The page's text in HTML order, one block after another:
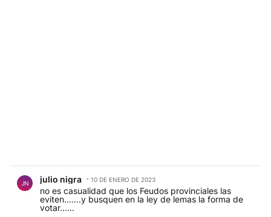
JN julio nigra 10 DE ENERO DE 2023
no es casualidad que los Feudos provinciales las
eviten.......y busquen en la ley de lemas la forma de
votar......